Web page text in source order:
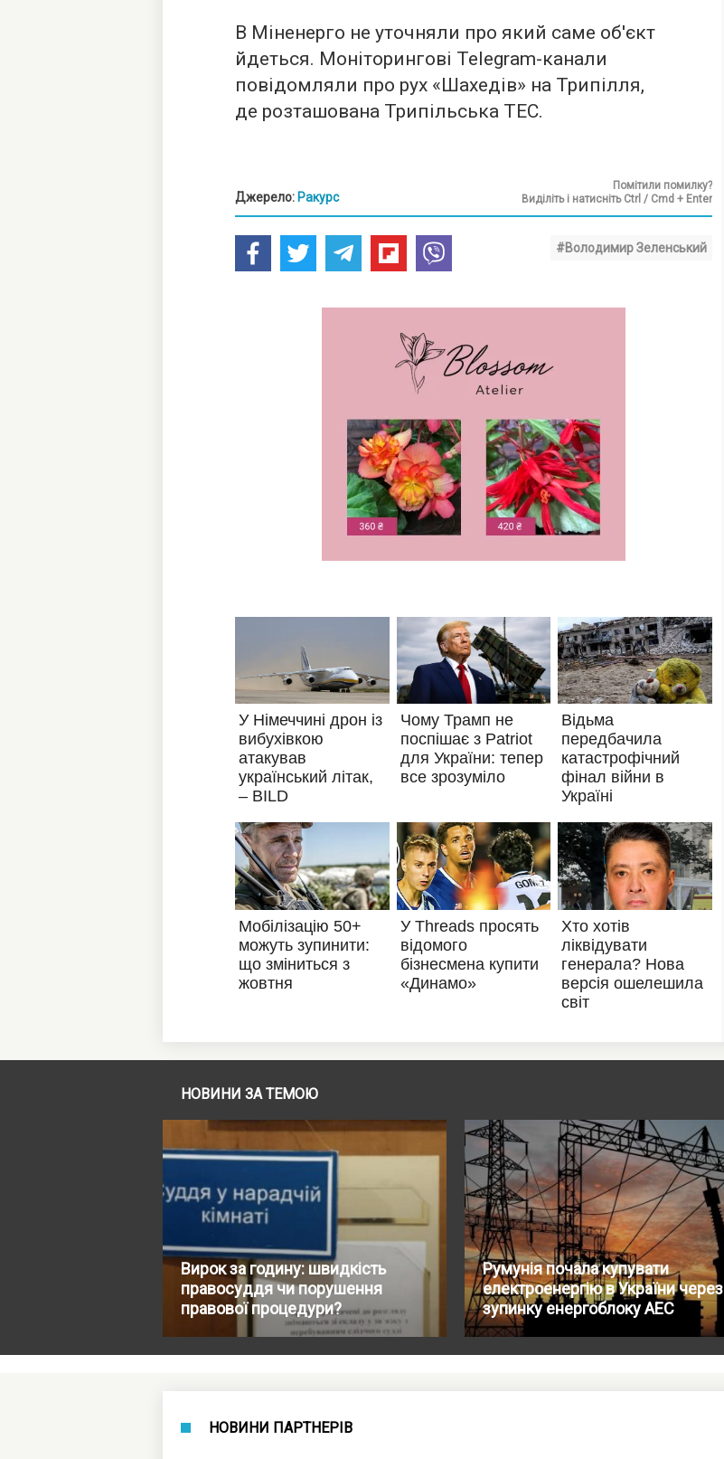
В Міненерго не уточняли про який саме об'єкт
йдеться. Моніторингові Telegram-канали
повідомляли про рух «Шахедів» на Трипілля,
де розташована Трипільська ТЕС.
Джерело: Ракурс
Помітили помилку?
Виділіть і натисніть Ctrl / Cmd + Enter
#Володимир Зеленський
НОВИНИ ЗА ТЕМОЮ
Вирок за годину: швидкість
правосуддя чи порушення
правової процедури?
Румунія почала купувати
електроенергію в України через
зупинку енергоблоку АЕС
НОВИНИ ПАРТНЕРІВ